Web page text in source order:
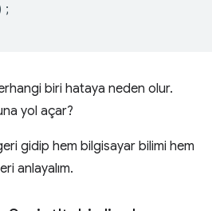
biri hataya neden olur.
yol açar?
gidip hem bilgisayar bilimi hem
anlayalım.